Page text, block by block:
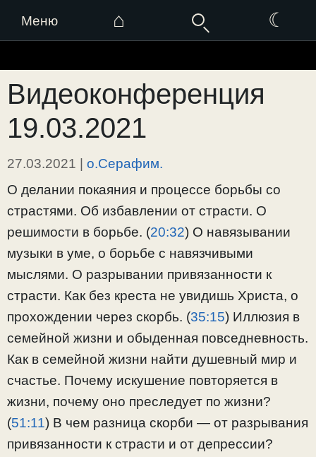
Меню ⌂ ☾
к
содержимому
Видеоконференция
19.03.2021
27.03.2021 | о.Серафим.
О делании покаяния и процессе борьбы со
страстями. Об избавлении от страсти. О
решимости в борьбе. (20:32​) О навязывании
музыки в уме, о борьбе с навязчивыми
мыслями. О разрывании привязанности к
страсти. Как без креста не увидишь Христа, о
прохождении через скорбь. (35:15​) Иллюзия в
семейной жизни и обыденная повседневность.
Как в семейной жизни найти душевный мир и
счастье. Почему искушение повторяется в
жизни, почему оно преследует по жизни?
(51:11​) В чем разница скорби — от разрывания
привязанности к страсти и от депрессии?